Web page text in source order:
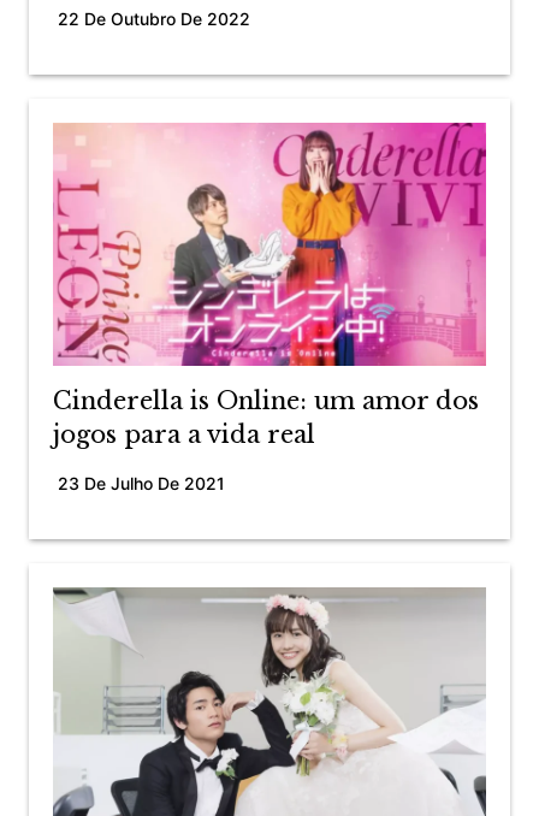
22 De Outubro De 2022
Cinderella is Online: um amor dos
jogos para a vida real
23 De Julho De 2021